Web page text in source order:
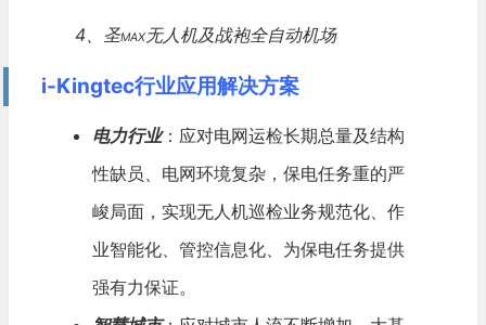
4、圣MAX无人机及战袍全自动机场
i-Kingtec行业应用解决方案
电力行业：应对电网运检长期总量及结构
性缺员、电网环境复杂，保电任务重的严
峻局面，实现无人机巡检业务规范化、作
业智能化、管控信息化、为保电任务提供
强有力保证。